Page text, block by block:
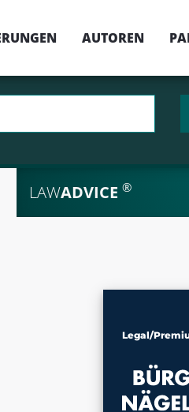
AUTOREN
LAWADVICE ®
Legal/